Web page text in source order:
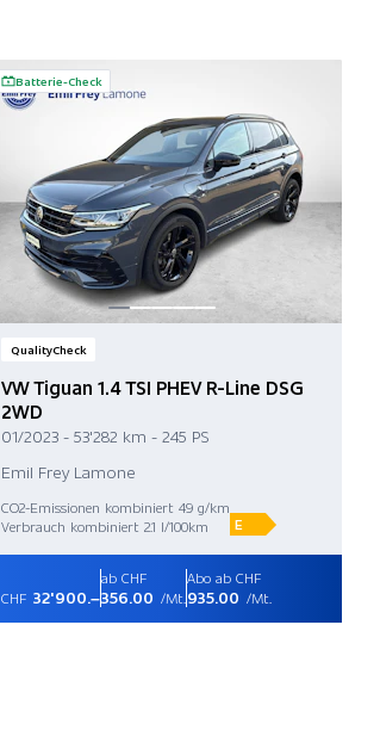
Batterie-Check
QualityCheck
VW Tiguan 1.4 TSI PHEV R-Line DSG
2WD
01/2023 - 53'282 km - 245 PS
Emil Frey Lamone
CO2-Emissionen kombiniert 49 g/km
Verbrauch kombiniert 2.1 l/100km
E
CHF 32'900.–
ab CHF
356.00 /Mt.
Abo ab CHF
935.00 /Mt.